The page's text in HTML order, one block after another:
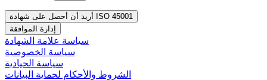
أريد أن أحصل على شهادة ISO 45001
إدارة الموافقة
سياسة علامة الشهادة
سياسة الخصوصية
سياسة الحيادية
الشروط والأحكام لحماية البيانات